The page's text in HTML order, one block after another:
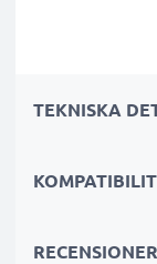
mer därtill. Det
Oumbärliga i
TEKNISKA
RECENSIONER